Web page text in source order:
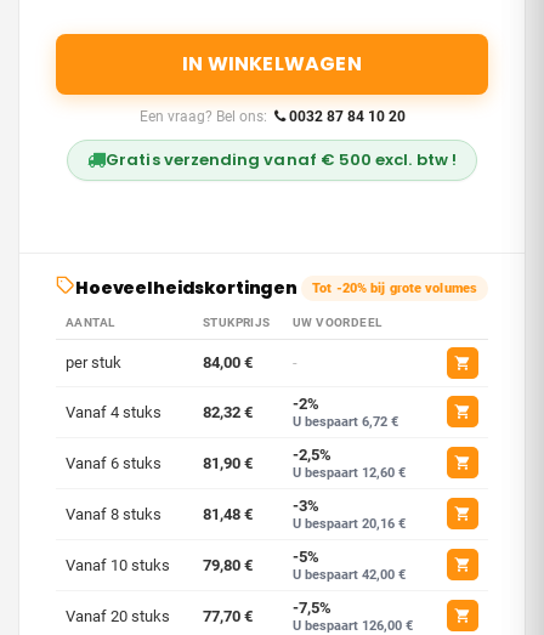
IN WINKELWAGEN
Een vraag? Bel ons: 0032 87 84 10 20
Gratis verzending vanaf € 500 excl. btw !
Hoeveelheidskortingen Tot -20% bij grote volumes
AANTAL STUKPRIJS UW VOORDEEL
per stuk 84,00 € -
Vanaf 4 stuks 82,32 € -2%
U bespaart 6,72 €
Vanaf 6 stuks 81,90 € -2,5%
U bespaart 12,60 €
Vanaf 8 stuks 81,48 € -3%
U bespaart 20,16 €
Vanaf 10 stuks 79,80 € -5%
U bespaart 42,00 €
Vanaf 20 stuks 77,70 € -7,5%
U bespaart 126,00 €